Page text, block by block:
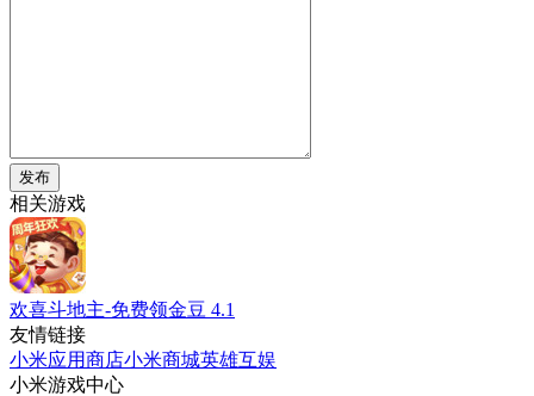
发布
相关游戏
欢喜斗地主-免费领金豆 4.1
友情链接
小米应用商店小米商城英雄互娱
小米游戏中心